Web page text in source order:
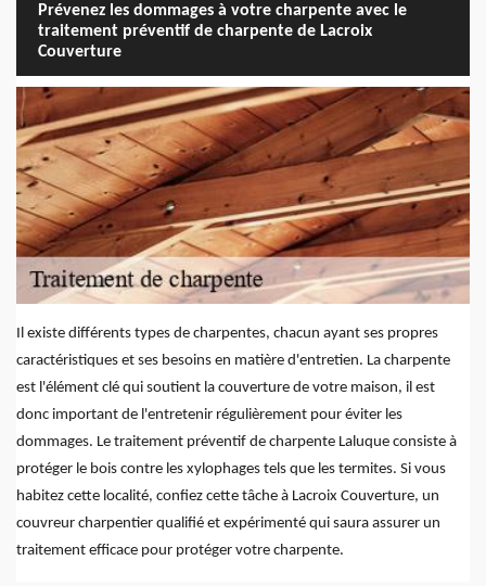
Prévenez les dommages à votre charpente avec le
traitement préventif de charpente de Lacroix
Couverture
Il existe différents types de charpentes, chacun ayant ses propres
caractéristiques et ses besoins en matière d'entretien. La charpente
est l'élément clé qui soutient la couverture de votre maison, il est
donc important de l'entretenir régulièrement pour éviter les
dommages. Le traitement préventif de charpente Laluque consiste à
protéger le bois contre les xylophages tels que les termites. Si vous
habitez cette localité, confiez cette tâche à Lacroix Couverture, un
couvreur charpentier qualifié et expérimenté qui saura assurer un
traitement efficace pour protéger votre charpente.